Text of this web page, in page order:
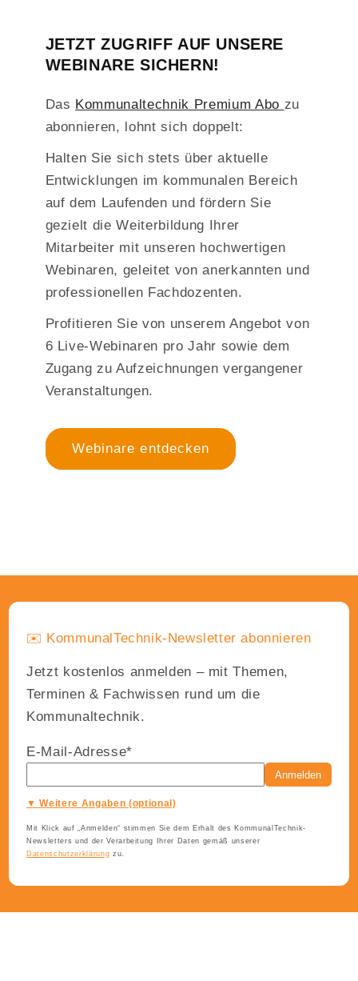
JETZT ZUGRIFF AUF UNSERE
WEBINARE SICHERN!
Das Kommunaltechnik Premium Abo zu
abonnieren, lohnt sich doppelt:
Halten Sie sich stets über aktuelle
Entwicklungen im kommunalen Bereich
auf dem Laufenden und fördern Sie
gezielt die Weiterbildung Ihrer
Mitarbeiter mit unseren hochwertigen
Webinaren, geleitet von anerkannten und
professionellen Fachdozenten.
Profitieren Sie von unserem Angebot von
6 Live-Webinaren pro Jahr sowie dem
Zugang zu Aufzeichnungen vergangener
Veranstaltungen.
Webinare entdecken
✉️ KommunalTechnik-Newsletter abonnieren
Jetzt kostenlos anmelden – mit Themen,
Terminen & Fachwissen rund um die
Kommunaltechnik.
E-Mail-Adresse*
Anmelden
▼ Weitere Angaben (optional)
Mit Klick auf „Anmelden“ stimmen Sie dem Erhalt des KommunalTechnik-
Newsletters und der Verarbeitung Ihrer Daten gemäß unserer
Datenschutzerklärung zu.